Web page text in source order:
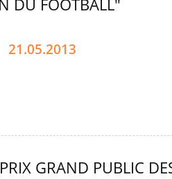
DU FOOTBALL"
21.05.2013
GRAND PUBLIC